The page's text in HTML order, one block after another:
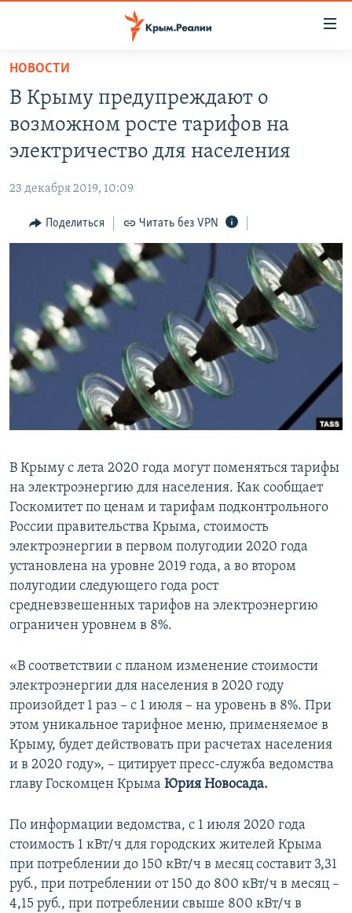
Вернуться
основному
содержанию
главной
навигации
Вернутся
СПЕЦПРОЕКТЫ
11 ЛЕТ ОККУПАЦИИ КРЫМА. 11 ИСТОРИЙ СОПРОТИВЛЕНИЯ
ЕЩЕ
ИНТЕРАКТИВ
ТЕЛЕПРОЕКТ КРЫМ.РЕАЛИИ
СОВЕТЫ ПРАВОЗАЩИТНИКОВ
ПРОПАВШИЕ БЕЗ ВЕСТИ
ПОБЕДИТЕЛЕЙ НЕ СУДЯТ?
КРЫМ.НЕПОКОРЕННЫЙ
РАДІО СВОБОДА
КАК ОБОЙТИ БЛОКИРОВКУ
Українською
Qırımtatar
ПРИСОЕДИНЯЙТЕСЬ!
Все сайты RFE/RL
НОВОСТИ
В Крыму предупреждают о
возможном росте тарифов на
электричество для населения
23 декабря 2019, 10:09
Поделиться Читать без VPN
В Крыму с лета 2020 года могут поменяться тарифы
на электроэнергию для населения. Как сообщает
Госкомитет по ценам и тарифам подконтрольного
России правительства Крыма, стоимость
электроэнергии в первом полугодии 2020 года
установлена на уровне 2019 года, а во втором
полугодии следующего года рост
средневзвешенных тарифов на электроэнергию
ограничен уровнем в 8%.
«В соответствии с планом изменение стоимости
электроэнергии для населения в 2020 году
произойдет 1 раз – с 1 июля – на уровень в 8%. При
этом уникальное тарифное меню, применяемое в
Крыму, будет действовать при расчетах населения
и в 2020 году», – цитирует пресс-служба ведомства
главу Госкомцен Крыма Юрия Новосада.
По информации ведомства, с 1 июля 2020 года
стоимость 1 кВт/ч для городских жителей Крыма
при потреблении до 150 кВт/ч в месяц составит 3,31
руб., при потреблении от 150 до 800 кВт/ч в месяц –
4,15 руб., при потреблении свыше 800 кВт/ч в